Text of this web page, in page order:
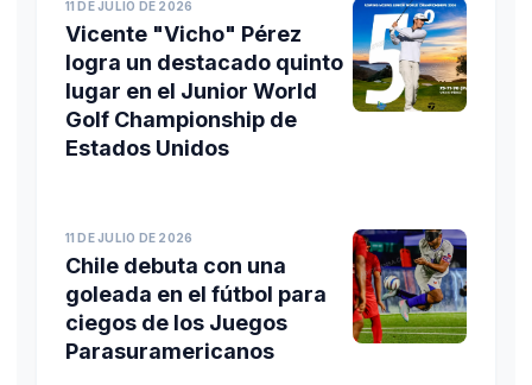
11 DE JULIO DE 2026
Vicente "Vicho" Pérez
logra un destacado quinto
lugar en el Junior World
Golf Championship de
Estados Unidos
11 DE JULIO DE 2026
Chile debuta con una
goleada en el fútbol para
ciegos de los Juegos
Parasuramericanos